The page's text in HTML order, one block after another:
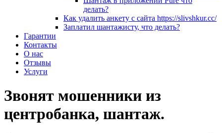
делать?
Как удалить анкету с сайта https://slivshkur.cc/
Заплатил шантажисту, что делать?
Гарантии
Контакты
О нас
Отзывы
Услуги
Звонят мошенники из
центробанка, шантаж.